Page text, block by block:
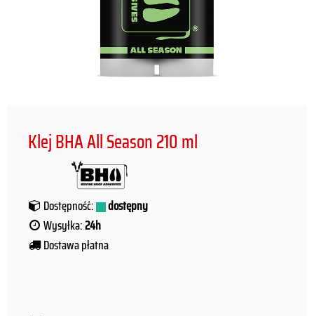
Klej BHA All Season 210 ml
Dostępność:
dostępny
Wysyłka:24h
Dostawa płatna